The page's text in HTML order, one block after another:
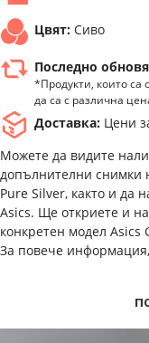
Цвят: Сиво
Последно
*Продукти, които
да са с различна
Доставка: Цени
Можете да видите
допълнителни снимки
Pure Silver, както и да
Asics. Ще откриете и
конкретен модел
За повече